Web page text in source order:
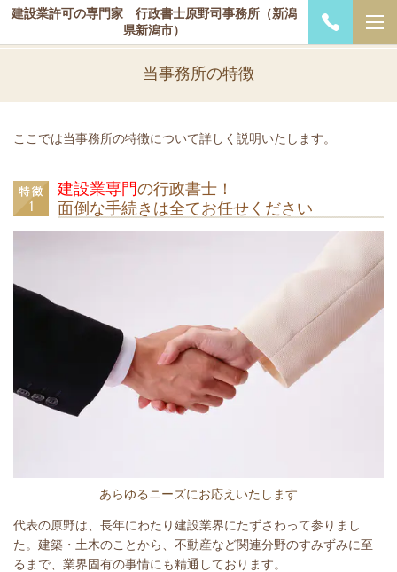
建設業許可の専門家 行政書士原野司事務所（新潟
県新潟市）
当事務所の特徴
ここでは当事務所の特徴について詳しく説明いたします。
建設業専門の行政書士！
面倒な手続きは全てお任せください
あらゆるニーズにお応えいたします
代表の原野は、長年にわたり建設業界にたずさわって参りまし
た。建築・土木のことから、不動産など関連分野のすみずみに至
るまで、業界固有の事情にも精通しております。